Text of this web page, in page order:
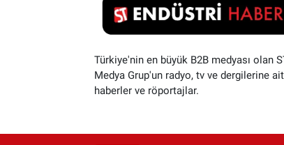
Türkiye'nin en büyük B2B medyası olan
Medya Grup'un radyo, tv ve dergilerine
haberler ve röportajlar.